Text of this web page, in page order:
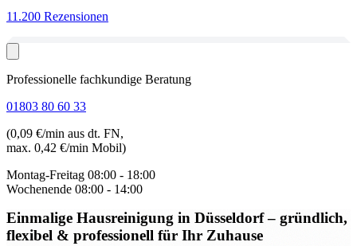
11.200 Rezensionen
Professionelle fachkundige Beratung
01803 80 60 33
(0,09 €/min aus dt. FN,
max. 0,42 €/min Mobil)
Montag-Freitag 08:00 - 18:00
Wochenende 08:00 - 14:00
Einmalige Hausreinigung in Düsseldorf– gründlich,
flexibel & professionell für Ihr Zuhause